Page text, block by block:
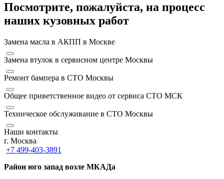
Посмотрите, пожалуйста, на процесс
наших кузовных работ
Замена масла в АКПП в Москве
Замена втулок в сервисном центре Москвы
Ремонт бампера в СТО Москвы
Общее приветственное видео от сервиса СТО МСК
Техническое обслуживание в СТО Москвы
Наши контакты
г. Москва
+7 499-403-3891
Район юго запад возле МКАДа